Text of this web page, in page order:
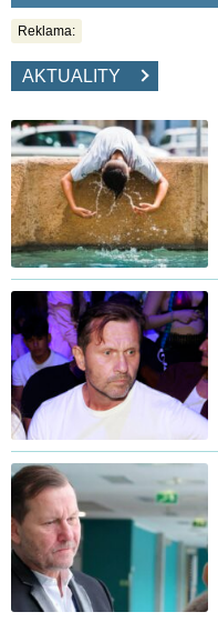
Reklama:
AKTUALITY